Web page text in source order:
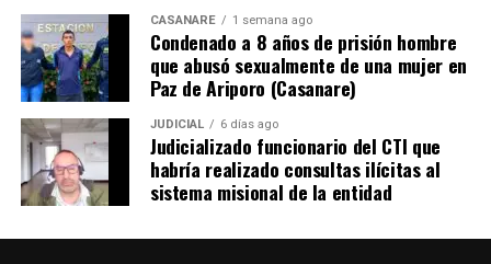
CASANARE 1 semana ago
Condenado a 8 años de prisión hombre
que abusó sexualmente de una mujer en
Paz de Ariporo (Casanare)
JUDICIAL 6 días ago
Judicializado funcionario del CTI que
habría realizado consultas ilícitas al
sistema misional de la entidad